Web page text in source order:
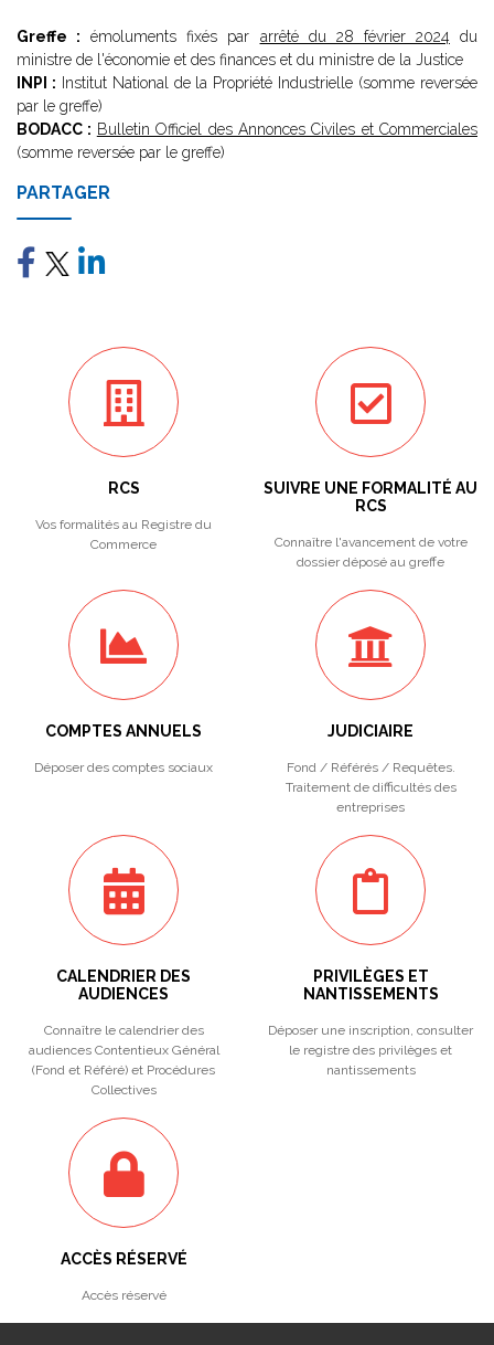
Greffe : émoluments fixés par arrêté du 28 février 2024 du
ministre de l'économie et des finances et du ministre de la Justice
INPI : Institut National de la Propriété Industrielle (somme reversée
par le greffe)
BODACC : Bulletin Officiel des Annonces Civiles et Commerciales
(somme reversée par le greffe)
PARTAGER
RCS
Vos formalités au Registre du
Commerce
SUIVRE UNE FORMALITÉ AU
RCS
Connaître l'avancement de votre
dossier déposé au greffe
COMPTES ANNUELS
Déposer des comptes sociaux
JUDICIAIRE
Fond / Référés / Requêtes.
Traitement de difficultés des
entreprises
CALENDRIER DES
AUDIENCES
Connaître le calendrier des
audiences Contentieux Général
(Fond et Référé) et Procédures
Collectives
PRIVILÈGES ET
NANTISSEMENTS
Déposer une inscription, consulter
le registre des privilèges et
nantissements
ACCÈS RÉSERVÉ
Accès réservé